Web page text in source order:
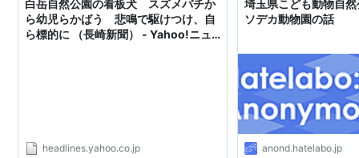
白岳自然公園の看板犬 スズメバチか
ら幼児らかばう 悲鳴で駆けつけ、自
ら標的に （長崎新聞） - Yahoo!ニュ
headlines.yahoo.co.jp
埼玉県こども動物自
ソデカ動物園の話
anond.hatelabo.jp